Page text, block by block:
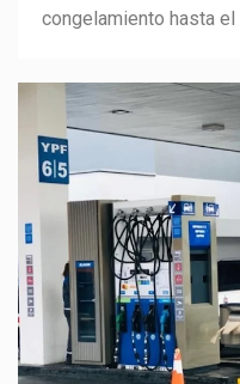
congelamiento hasta